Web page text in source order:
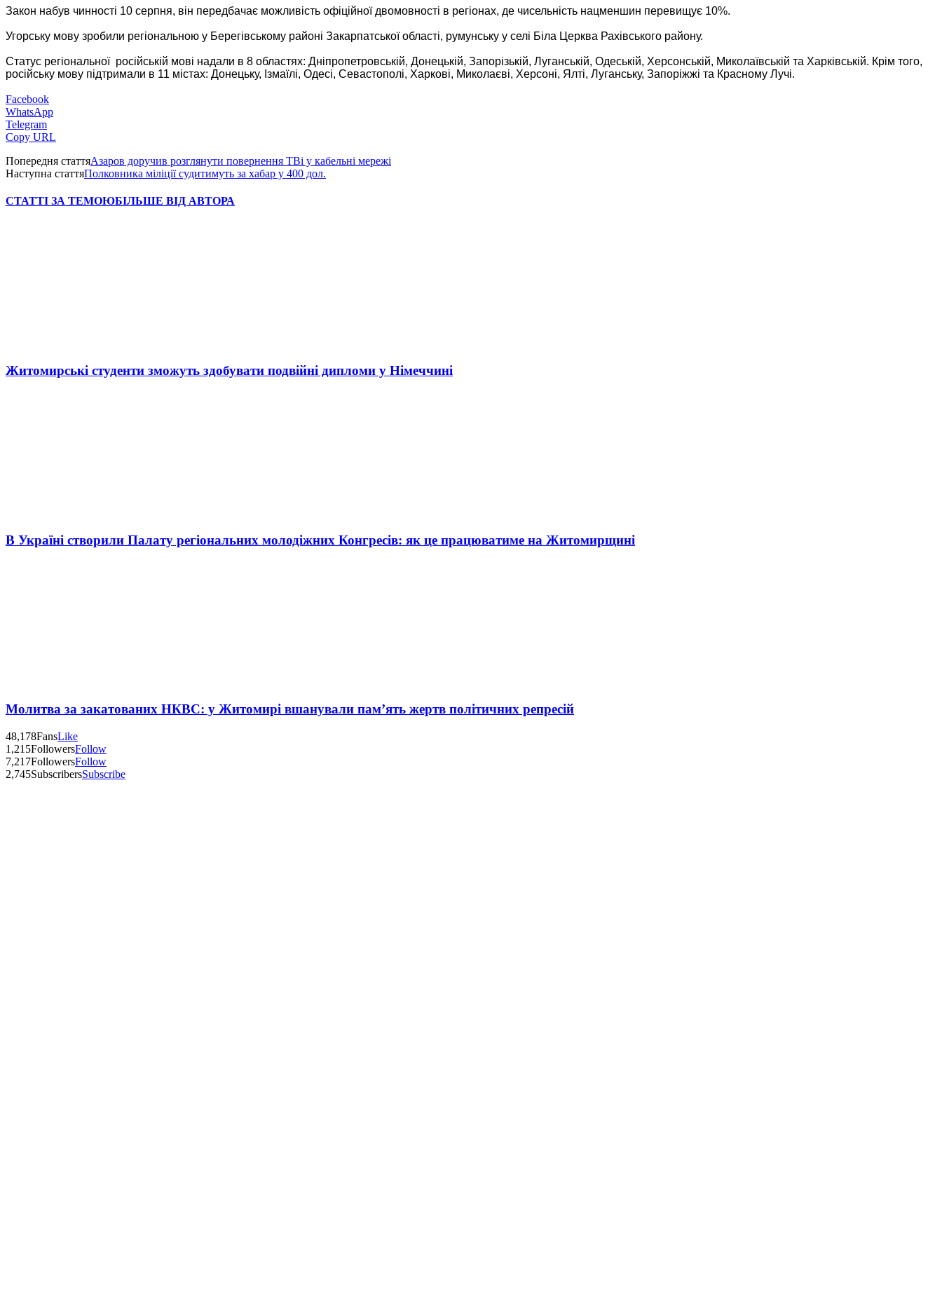
Закон набув чинності 10 серпня, він передбачає можливість офіційної двомовності в регіонах, де чисельність нацменшин перевищує 10%.
Угорську мову зробили регіональною у Берегівському районі Закарпатської області, румунську у селі Біла Церква Рахівського району.
Статус регіональної російській мові надали в 8 областях: Дніпропетровській, Донецькій, Запорізькій, Луганській, Одеській, Херсонській, Миколаївській та Харківській. Крім того,
російську мову підтримали в 11 містах: Донецьку, Ізмаїлі, Одесі, Севастополі, Харкові, Миколаєві, Херсоні, Ялті, Луганську, Запоріжжі та Красному Лучі.
Facebook
WhatsApp
Telegram
Copy URL
Попередня статтяАзаров доручив розглянути повернення ТВі у кабельні мережі
Наступна статтяПолковника міліції судитимуть за хабар у 400 дол.
СТАТТІ ЗА ТЕМОЮБІЛЬШЕ ВІД АВТОРА
Житомирські студенти зможуть здобувати подвійні дипломи у Німеччині
В Україні створили Палату регіональних молодіжних Конгресів: як це працюватиме на Житомирщині
Молитва за закатованих НКВС: у Житомирі вшанували пам’ять жертв політичних репресій
48,178FansLike
1,215FollowersFollow
7,217FollowersFollow
2,745SubscribersSubscribe